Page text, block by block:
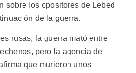
sobre los opositores de Lebed
de la guerra.
rusas, la guerra mató entre
pero la agencia de
que murieron unos